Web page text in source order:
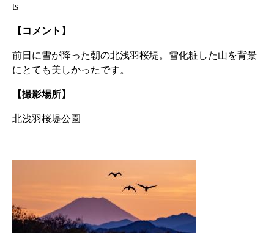
ts
【コメント】
前日に雪が降った朝の北浅羽桜堤。雪化粧した山を背景
にとても美しかったです。
【撮影場所】
北浅羽桜堤公園